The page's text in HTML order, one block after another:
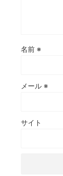
名前 ※
メール ※
サイト